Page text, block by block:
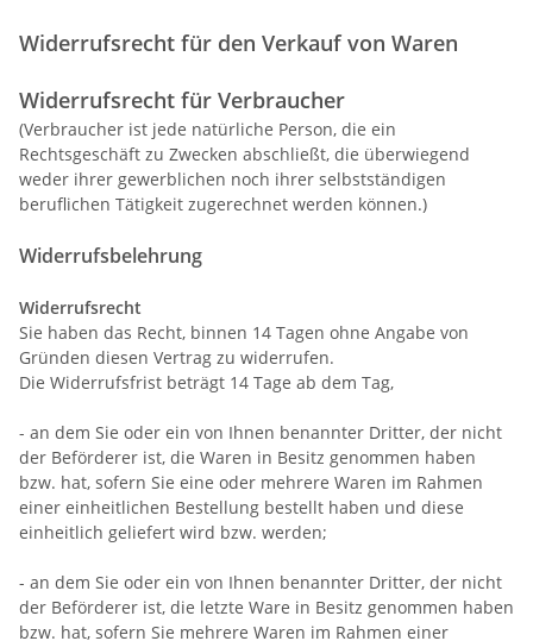
Widerrufsrecht für den Verkauf von Waren
Widerrufsrecht für Verbraucher
(Verbraucher ist jede natürliche Person, die ein
Rechtsgeschäft zu Zwecken abschließt, die überwiegend
weder ihrer gewerblichen noch ihrer selbstständigen
beruflichen Tätigkeit zugerechnet werden können.)
Widerrufsbelehrung
Widerrufsrecht
Sie haben das Recht, binnen 14 Tagen ohne Angabe von
Gründen diesen Vertrag zu widerrufen.
Die Widerrufsfrist beträgt 14 Tage ab dem Tag,
- an dem Sie oder ein von Ihnen benannter Dritter, der nicht
der Beförderer ist, die Waren in Besitz genommen haben
bzw. hat, sofern Sie eine oder mehrere Waren im Rahmen
einer einheitlichen Bestellung bestellt haben und diese
einheitlich geliefert wird bzw. werden;
- an dem Sie oder ein von Ihnen benannter Dritter, der nicht
der Beförderer ist, die letzte Ware in Besitz genommen haben
bzw. hat, sofern Sie mehrere Waren im Rahmen einer